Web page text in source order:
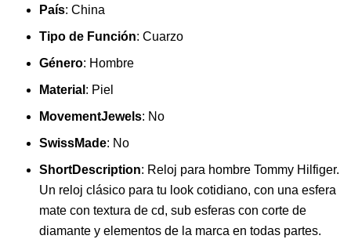
País: China
Tipo de Función: Cuarzo
Género: Hombre
Material : Piel
MovementJewels: No
SwissMade: No
ShortDescription: Reloj para hombre Tommy Hilfiger.
Un reloj clásico para tu look cotidiano, con una esfera
mate con textura de cd, sub esferas con corte de
diamante y elementos de la marca en todas partes.